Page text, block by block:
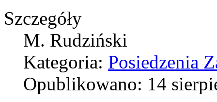
Szczegóły
M. Rudziński
Kategoria: Posiedzenia
Opublikowano: 14